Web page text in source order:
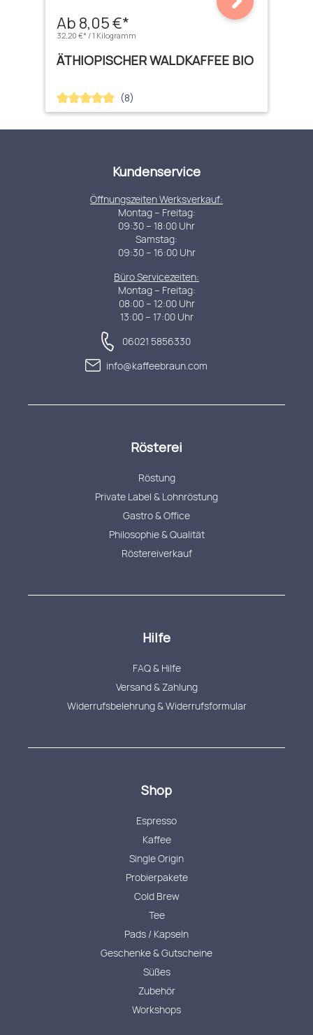
Ab 8,05 €*
32,20 €* / 1 Kilogramm
ÄTHIOPISCHER WALDKAFFEE BIO
Durchschnittliche Bewertung von 4.88 von 5 Sternen
(8)
Kundenservice
Öffnungszeiten Werksverkauf:
Montag – Freitag:
09:30 – 18:00 Uhr
Samstag:
09:30 – 16:00 Uhr
Büro Servicezeiten:
Montag – Freitag:
08:00 – 12:00 Uhr
13:00 – 17:00 Uhr
06021 5856330
info@kaffeebraun.com
Rösterei
Röstung
Private Label & Lohnröstung
Gastro & Office
Philosophie & Qualität
Röstereiverkauf
Hilfe
FAQ & Hilfe
Versand & Zahlung
Widerrufsbelehrung & Widerrufsformular
Shop
Espresso
Kaffee
Single Origin
Probierpakete
Cold Brew
Tee
Pads / Kapseln
Geschenke & Gutscheine
Süßes
Zubehör
Workshops